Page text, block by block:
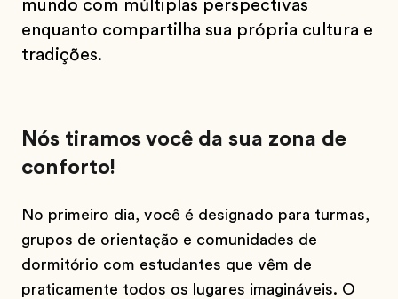
mundo com múltiplas perspectivas
enquanto compartilha sua própria cultura e
tradições.
Nós tiramos você da sua zona de
conforto!
No primeiro dia, você é designado para turmas,
grupos de orientação e comunidades de
dormitório com estudantes que vêm de
praticamente todos os lugares imagináveis. O